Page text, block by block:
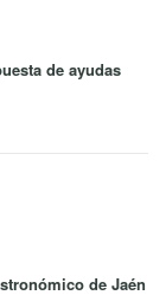
de ayudas
de Jaén